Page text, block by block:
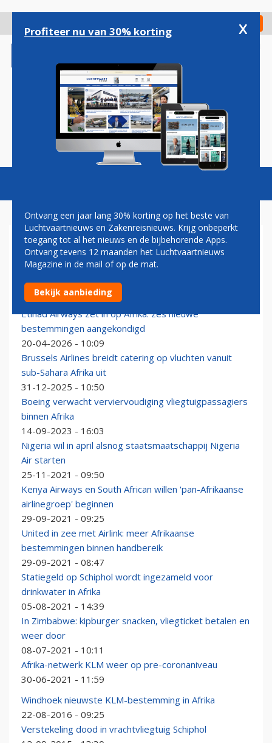
gaan
Check in
Magazine Podcasts Vacatures
AFRIKA
VS verscherpt controle op reizigers uit Afrika om ebola
18-05-2026 - 20:53
Etihad Airways zet in op Afrika: zes nieuwe
bestemmingen aangekondigd
20-04-2026 - 10:09
Brussels Airlines breidt catering op vluchten vanuit
sub-Sahara Afrika uit
31-12-2025 - 10:50
Boeing verwacht verviervoudiging vliegtuigpassagiers
binnen Afrika
14-09-2023 - 16:03
Nigeria wil in april alsnog staatsmaatschappij Nigeria
Air starten
25-11-2021 - 09:50
Kenya Airways en South African willen 'pan-Afrikaanse
airlinegroep' beginnen
29-09-2021 - 09:25
United in zee met Airlink: meer Afrikaanse
bestemmingen binnen handbereik
29-09-2021 - 08:47
Statiegeld op Schiphol wordt ingezameld voor
drinkwater in Afrika
05-08-2021 - 14:39
In Zimbabwe: kipburger snacken, vliegticket betalen en
weer door
08-07-2021 - 10:11
Afrika-netwerk KLM weer op pre-coronaniveau
30-06-2021 - 11:59
Windhoek nieuwste KLM-bestemming in Afrika
22-08-2016 - 09:25
Verstekeling dood in vrachtvliegtuig Schiphol
Profiteer nu van 30% korting x
Ontvang een jaar lang 30% korting op het beste van
Luchtvaartnieuws en Zakenreisnieuws. Krijg onbeperkt
toegang tot al het nieuws en de bijbehorende Apps.
Ontvang tevens 12 maanden het Luchtvaartnieuws
Magazine in de mail of op de mat.
Bekijk aanbieding